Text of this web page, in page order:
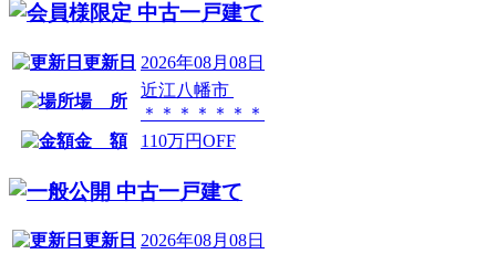
中古一戸建て
更新日 2026年08月08日
場 所
近江八幡市
＊＊＊＊＊＊＊
金 額
110万円OFF
中古一戸建て
更新日 2026年08月08日